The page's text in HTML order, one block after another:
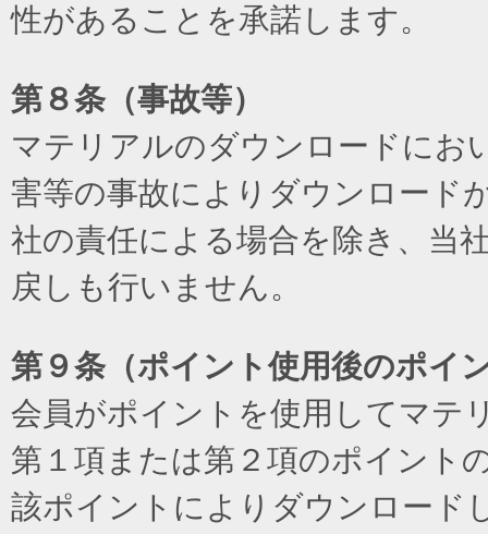
性があることを承諾します。
第８条（事故等）
マテリアルのダウンロードにお
害等の事故によりダウンロード
社の責任による場合を除き、当
戻しも行いません。
第９条（ポイント使用後のポイ
会員がポイントを使用してマテ
第１項または第２項のポイント
該ポイントによりダウンロード